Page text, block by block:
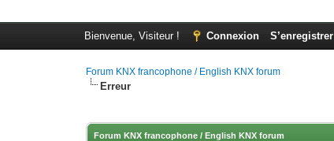
Bienvenue, Visiteur ! Connexion S’enregistrer
Forum KNX francophone / English KNX forum
Erreur
Forum KNX francophone / English KNX forum